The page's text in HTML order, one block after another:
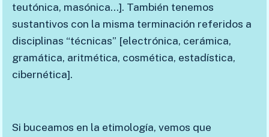
teutónica, masónica…]. También tenemos
sustantivos con la misma terminación referidos a
disciplinas “técnicas” [electrónica, cerámica,
gramática, aritmética, cosmética, estadística,
cibernética].
Si buceamos en la etimología, vemos que